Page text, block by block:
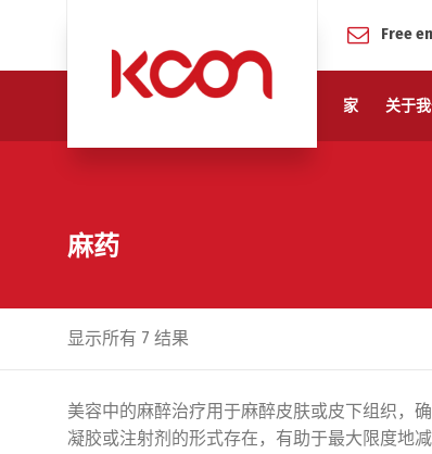
Free
家 关于
麻药
显示所有 7 结果
美容中的麻醉治疗用于麻醉皮肤或皮下组织，
凝胶或注射剂的形式存在，有助于最大限度地